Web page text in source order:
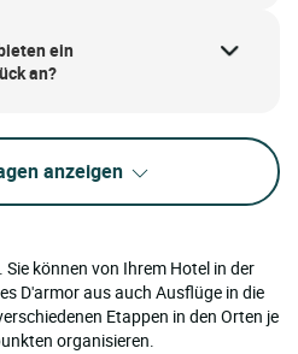
ein
an?
anzeigen
Sie können von Ihrem Hotel in der
D'armor aus auch Ausflüge in die
Etappen in den Orten je
organisieren.